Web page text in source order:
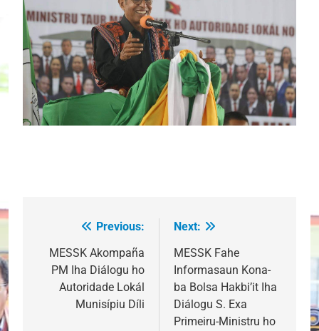
navigation
Previous:
MESSK Akompaña
PM Iha Diálogu ho
Autoridade Lokál
Munisípiu Díli
Next:
MESSK Fahe
Informasaun Kona-
ba Bolsa Hakbi’it Iha
Diálogu S. Exa
Primeiru-Ministru ho